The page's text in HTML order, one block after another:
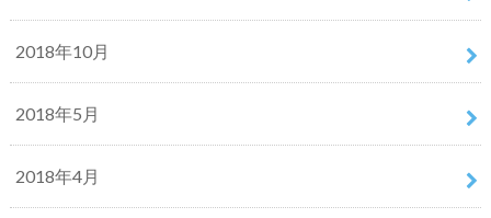
2018年10月
2018年5月
2018年4月